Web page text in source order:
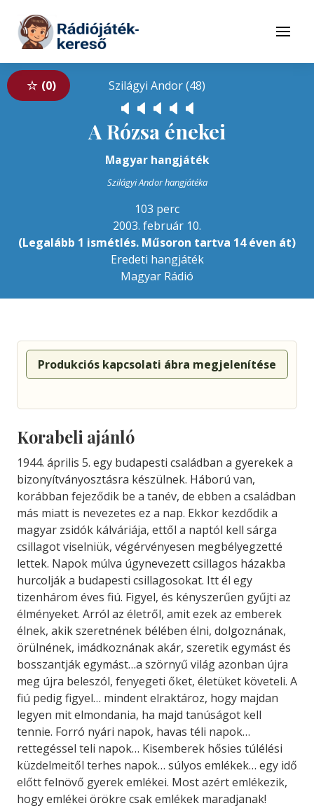
Tovább a tartalomhoz
Menü
0 Szilágyi Andor (48)
🔈 🔈 🔈 🔈 🔈
A Rózsa énekei
Magyar hangjáték
Szilágyi Andor hangjátéka
103 perc
2003. február 10.
(Legalább 1 ismétlés. Műsoron tartva 14 éven át)
Eredeti hangjáték
Magyar Rádió
Produkciós kapcsolati ábra megjelenítése
Korabeli ajánló
1944. április 5. egy budapesti családban a gyerekek a
bizonyítványosztásra készülnek. Háború van,
korábban fejeződik be a tanév, de ebben a családban
más miatt is nevezetes ez a nap. Ekkor kezdődik a
magyar zsidók kálváriája, ettől a naptól kell sárga
csillagot viselniük, végérvényesen megbélyegzetté
lettek. Napok múlva úgynevezett csillagos házakba
hurcolják a budapesti csillagosokat. Itt él egy
tizenhárom éves fiú. Figyel, és kényszerűen gyűjti az
élményeket. Arról az életről, amit ezek az emberek
élnek, akik szeretnének bélében élni, dolgoznának,
örülnének, imádkoznának akár, szeretik egymást és
bosszantják egymást…a szörnyű világ azonban újra
meg újra beleszól, fenyegeti őket, életüket követeli. A
fiú pedig figyel… mindent elraktároz, hogy majdan
legyen mit elmondania, ha majd tanúságot kell
tennie. Forró nyári napok, havas téli napok…
rettegéssel teli napok… Kisemberek hősies túlélési
küzdelmeitől terhes napok… súlyos emlékek… egy idő
előtt felnövő gyerek emlékei. Most azért emlékezik,
hogy emlékei örökre csak emlékek maradjanak!